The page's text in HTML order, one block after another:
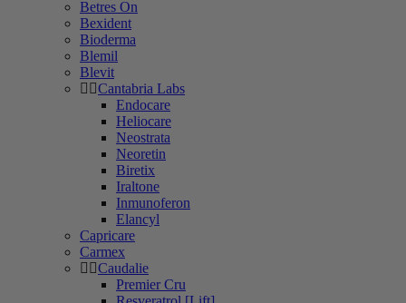
Betres On
Bexident
Bioderma
Blemil
Blevit
Cantabria Labs
Endocare
Heliocare
Neostrata
Neoretin
Biretix
Iraltone
Inmunoferon
Elancyl
Capricare
Carmex
Caudalie
Premier Cru